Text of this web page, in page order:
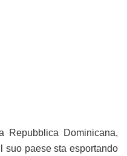
Repubblica Dominicana,
suo paese sta esportando